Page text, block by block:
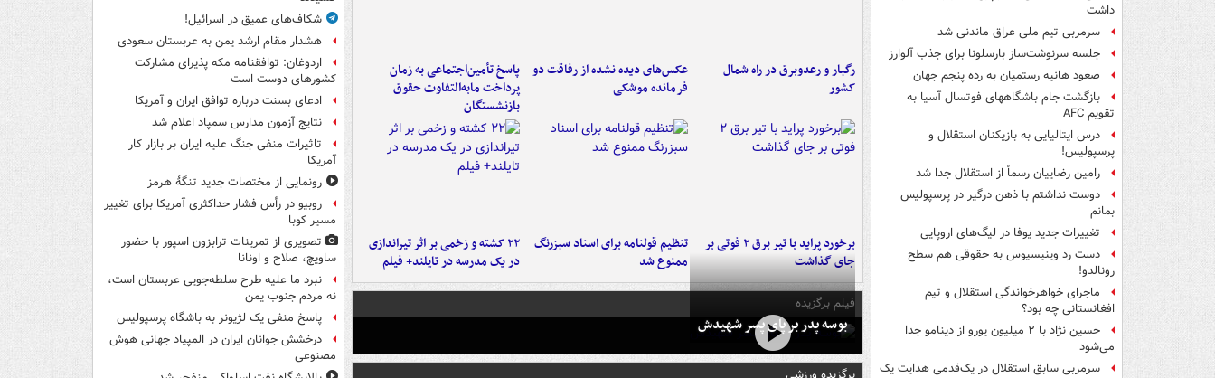
داشت
سرمربی تیم ملی عراق ماندنی شد
جلسه سرنوشت‌ساز بارسلونا برای جذب آلوارز
صعود هانیه رستمیان به رده پنجم جهان
بازگشت جام باشگاههای فوتسال آسیا به
تقویم AFC
درس ایتالیایی‌ به بازیکنان استقلال و
پرسپولیس!
رامین رضاییان رسماً از استقلال جدا شد
دوست نداشتم با ذهن درگیر در پرسپولیس
بمانم
تغییرات جدید یوفا در لیگ‌های اروپایی
دست رد وینیسیوس به حقوقی هم سطح
رونالدو!
ماجرای خواهرخواندگی استقلال و تیم
افغانستانی چه بود؟
حسین نژاد با ۲ میلیون یورو از دینامو جدا
می‌شود
سرمربی سابق استقلال در یک‌قدمی هدایت یک
رگبار و رعدوبرق در راه شمال
کشور
عکس‌های دیده نشده از رفاقت دو
فرمانده‌ موشکی
پاسخ تأمین‌اجتماعی به زمان
پرداخت مابه‌التفاوت حقوق
بازنشستگان
برخورد پراید با تیر برق ۲ فوتی بر
جای گذاشت
تنظیم قولنامه برای اسناد سبزرنگ
ممنوع شد
۲۲ کشته و زخمی بر اثر تیراندازی
در یک مدرسه در تایلند+ فیلم
فیلم برگزیده
بوسه‌ پدر بر پای پسر شهیدش
شکاف‌های عمیق در اسرائیل!
هشدار مقام ارشد یمن به عربستان سعودی
اردوغان: توافقنامه مکه پذیرای مشارکت
کشورهای دوست است
ادعای بسنت درباره توافق ایران و آمریکا
نتایج آزمون مدارس سمپاد اعلام شد
تاثیرات منفی جنگ علیه ایران بر بازار کار
آمریکا
رونمایی از مختصات جدید تنگۀ هرمز
روبیو در رأس فشار حداکثری آمریکا برای تغییر
مسیر کوبا
تصویری از تمرینات ترابزون اسپور با حضور
ساویچ، صلاح و اونانا
نبرد ما علیه طرح سلطه‌جویی عربستان است،
نه مردم جنوب یمن
پاسخ منفی یک لژیونر به باشگاه پرسپولیس
درخشش جوانان ایران در المپیاد جهانی هوش
مصنوعی